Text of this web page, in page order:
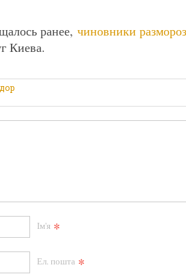
ранее, чиновники
Киева.
Ім'я *
Ел. пошта *